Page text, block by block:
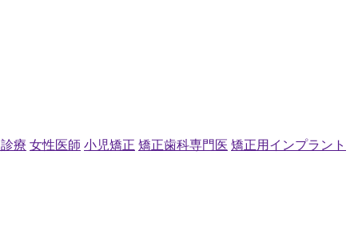
療 女性医師 小児矯正 矯正歯科専門医 矯正用インプラント